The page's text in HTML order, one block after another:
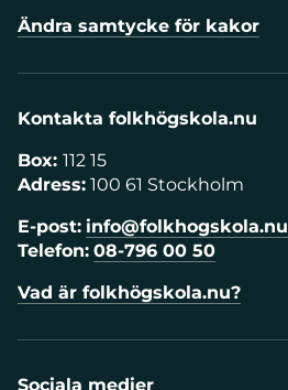
Ändra samtycke för kakor
Kontakta folkhögskola.nu
Box: 112 15
Adress: 100 61 Stockholm
E-post: info@folkhogskola.nu
Telefon: 08-796 00 50
Vad är folkhögskola.nu?
Sociala medier